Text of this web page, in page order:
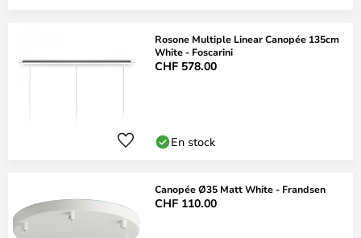
Rosone Multiple Linear Canopée 135cm
White - Foscarini
CHF 578.00
En stock
Canopée Ø35 Matt White - Frandsen
CHF 110.00